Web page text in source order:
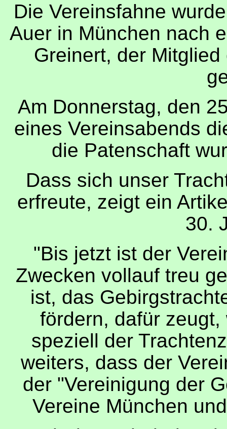
Die Vereinsfahne
Auer in München nach
Greinert, der
Am Donnerstag, den
eines Vereinsabends
die Patenschaft
Dass sich unser
erfreute, zeigt ein
30.
"Bis jetzt ist der
Zwecken vollauf treu
ist, das
fördern, dafür
speziell der
weiters, dass der
der "Vereinigung der
Vereine München